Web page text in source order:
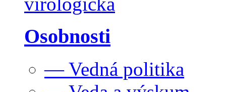
Osobnosti
— Vedná politika